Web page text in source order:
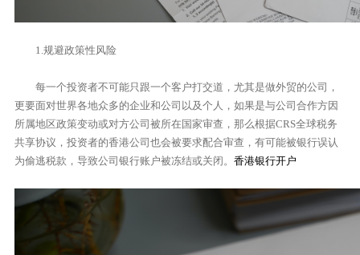
1.规避政策性风险
每一个投资者不可能只跟一个客户打交道，尤其是做外贸的公司，
更要面对世界各地众多的企业和公司以及个人，如果是与公司合作方因
所属地区政策变动或对方公司被所在国家审查，那么根据CRS全球税务
共享协议，投资者的香港公司也会被要求配合审查，有可能被银行误认
为偷逃税款，导致公司银行账户被冻结或关闭。 香港银行开户